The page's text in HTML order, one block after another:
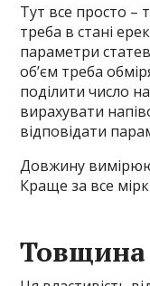
Тут все просто –
треба в стані
параметри
об’єм треба
поділити число
вирахувати
відповідати
Довжину
Краще за все
Товщина